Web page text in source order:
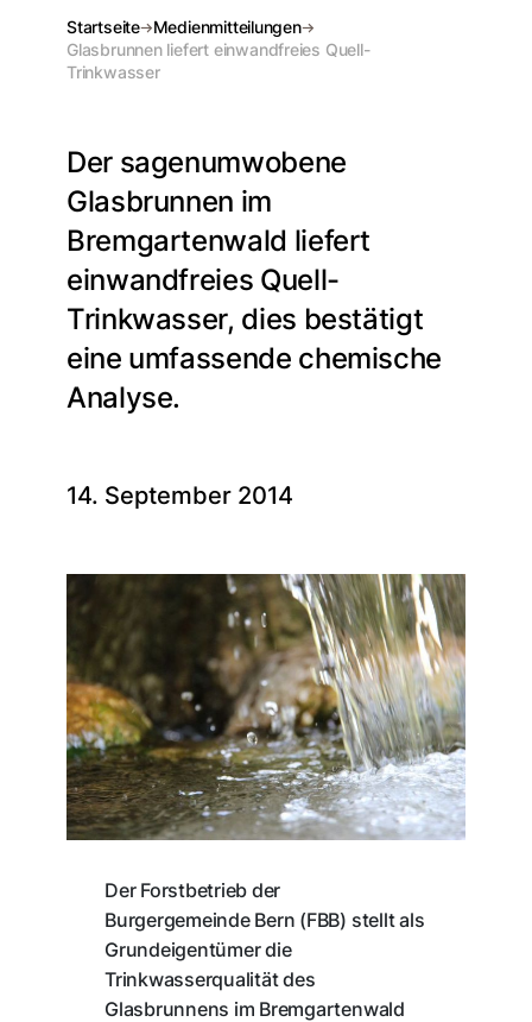
Startseite
Medienmitteilungen
Glasbrunnen liefert einwandfreies Quell-
Trinkwasser
Der sagenumwobene
Glasbrunnen im
Bremgartenwald liefert
einwandfreies Quell-
Trinkwasser, dies bestätigt
eine umfassende chemische
Analyse.
14. September 2014
Der Forstbetrieb der
Burgergemeinde Bern (FBB) stellt als
Grundeigentümer die
Trinkwasserqualität des
Glasbrunnens im Bremgartenwald